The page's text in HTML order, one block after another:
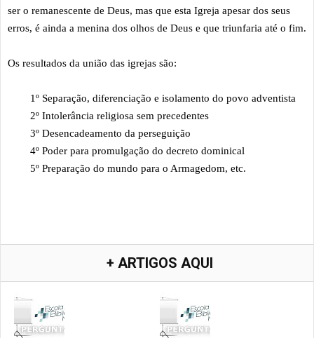
ser o remanescente de Deus, mas que esta Igreja apesar dos seus
erros, é ainda a menina dos olhos de Deus e que triunfaria até o fim.
Os resultados da união das igrejas são:
1º Separação, diferenciação e isolamento do povo adventista
2º Intolerância religiosa sem precedentes
3º Desencadeamento da perseguição
4º Poder para promulgação do decreto dominical
5º Preparação do mundo para o Armagedom, etc.
+ ARTIGOS AQUI